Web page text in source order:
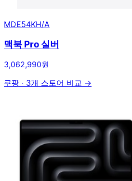
MDE54KH/A
맥북 Pro 실버
3,062,990원
쿠팡 · 3개 스토어 비교 →